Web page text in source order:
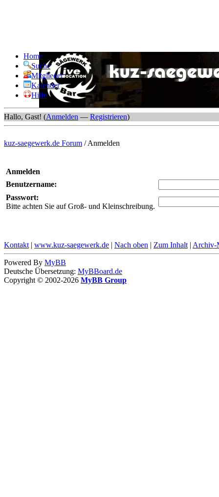
Home
Suche
Mitglieder
Kalender
Hilfe
Hallo, Gast! (Anmelden — Registrieren)
kuz-saegewerk.de Forum /Anmelden
Anmelden
Benutzername:
Passwort:
Bitte achten Sie auf Groß- und Kleinschreibung.
Kontakt | www.kuz-saegewerk.de | Nach oben | Zum Inhalt | Archiv-
Powered By MyBB
Deutsche Übersetzung: MyBBoard.de
Copyright © 2002-2026 MyBB Group